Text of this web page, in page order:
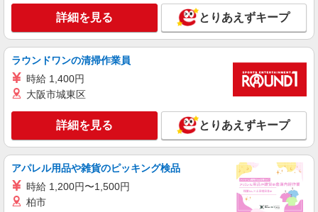
い・週払い可能（規程有）★ ゜・。○。・゜
+゜・。○。・゜+゜
キープ 詳細を見る
紹介予定派遣
株式会社シエロ
【docomo】人気機種に詳しくなれる携帯販売
時給1300円〜 ※残業代支給 ★交通費別途支給
（規定あり） ゜+゜・。○。・゜+゜・。○。・゜
+゜ 入社祝い金10万円支給(規定有) お友達を紹介
頂くと, インセンティブ支給(規定有) ★月2回払
い・週払い可能（規程有）★ ゜・。○。・゜
+゜・。○。・゜+゜
沖縄県那覇市のdocomoショップ
詳細を見る
派遣社員
株式会社シエロ
詳細を見る とりあえずキープ
ラウンドワンの清掃作業員
時給 1,400円
大阪市城東区
詳細を見る とりあえずキープ
アパレル用品や雑貨のピッキング検品
時給 1,200円〜1,500円
柏市